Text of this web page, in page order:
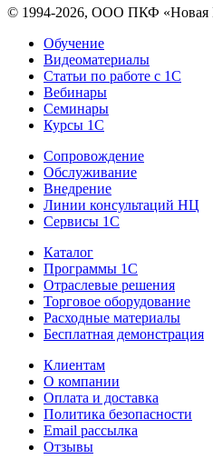
© 1994-2026, ООО ПКФ «Новая
Обучение
Видеоматериалы
Статьи по работе с 1С
Вебинары
Семинары
Курсы 1С
Сопровождение
Обслуживание
Внедрение
Линии консультаций НЦ
Сервисы 1С
Каталог
Программы 1С
Отраслевые решения
Торговое оборудование
Расходные материалы
Бесплатная демонстрация
Клиентам
О компании
Оплата и доставка
Политика безопасности
Email рассылка
Отзывы